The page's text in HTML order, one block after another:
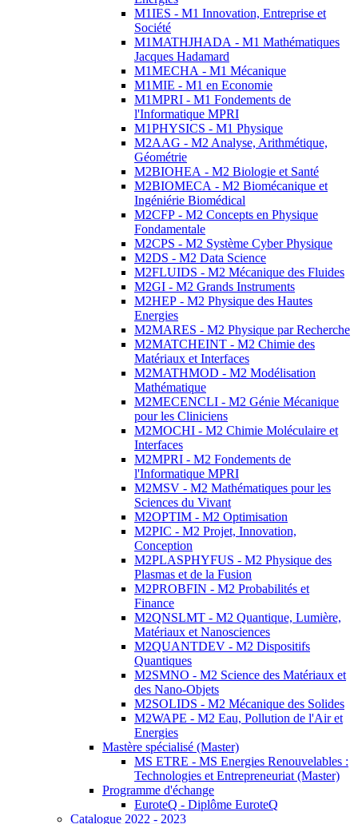
M1IES - M1 Innovation, Entreprise et
Société
M1MATHJHADA - M1 Mathématiques
Jacques Hadamard
M1MECHA - M1 Mécanique
M1MIE - M1 en Economie
M1MPRI - M1 Fondements de
l'Informatique MPRI
M1PHYSICS - M1 Physique
M2AAG - M2 Analyse, Arithmétique,
Géométrie
M2BIOHEA - M2 Biologie et Santé
M2BIOMECA - M2 Biomécanique et
Ingéniérie Biomédical
M2CFP - M2 Concepts en Physique
Fondamentale
M2CPS - M2 Système Cyber Physique
M2DS - M2 Data Science
M2FLUIDS - M2 Mécanique des Fluides
M2GI - M2 Grands Instruments
M2HEP - M2 Physique des Hautes
Energies
M2MARES - M2 Physique par Recherche
M2MATCHEINT - M2 Chimie des
Matériaux et Interfaces
M2MATHMOD - M2 Modélisation
Mathématique
M2MECENCLI - M2 Génie Mécanique
pour les Cliniciens
M2MOCHI - M2 Chimie Moléculaire et
Interfaces
M2MPRI - M2 Fondements de
l'Informatique MPRI
M2MSV - M2 Mathématiques pour les
Sciences du Vivant
M2OPTIM - M2 Optimisation
M2PIC - M2 Projet, Innovation,
Conception
M2PLASPHYFUS - M2 Physique des
Plasmas et de la Fusion
M2PROBFIN - M2 Probabilités et
Finance
M2QNSLMT - M2 Quantique, Lumière,
Matériaux et Nanosciences
M2QUANTDEV - M2 Dispositifs
Quantiques
M2SMNO - M2 Science des Matériaux et
des Nano-Objets
M2SOLIDS - M2 Mécanique des Solides
M2WAPE - M2 Eau, Pollution de l'Air et
Energies
Mastère spécialisé (Master)
MS ETRE - MS Energies Renouvelables :
Technologies et Entrepreneuriat (Master)
Programme d'échange
EuroteQ - Diplôme EuroteQ
Catalogue 2022 - 2023